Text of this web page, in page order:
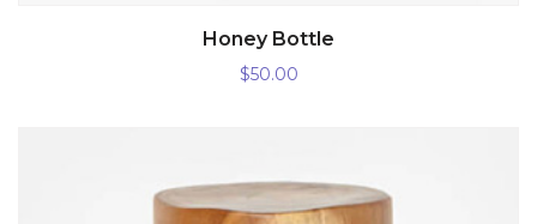
AÑADIR AL CARRITO
Honey Bottle
$50.00